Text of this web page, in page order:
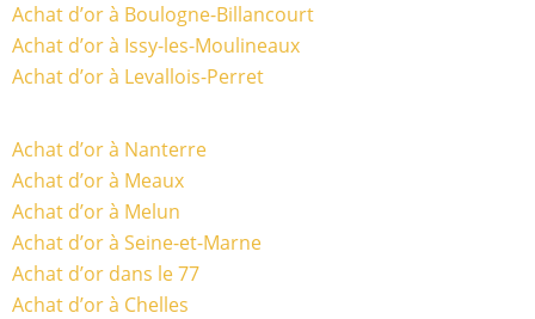
Achat d’or à Boulogne-Billancourt
Achat d’or à Issy-les-Moulineaux
Achat d’or à Levallois-Perret
Achat d’or à Nanterre
Achat d’or à Meaux
Achat d’or à Melun
Achat d’or à Seine-et-Marne
Achat d’or dans le 77
Achat d’or à Chelles